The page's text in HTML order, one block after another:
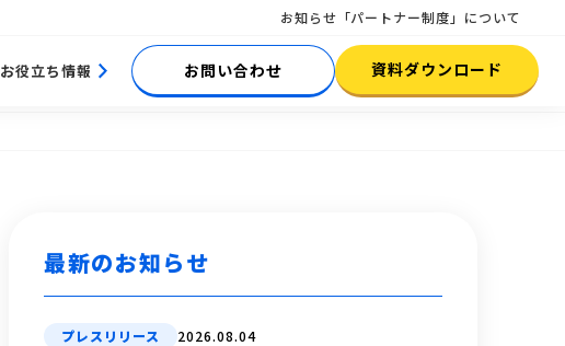
お知らせ 「パートナー制度」について
お役立ち情報 お問い合わせ 資料ダウンロード
最新のお知らせ
プレスリリース 2026.08.04